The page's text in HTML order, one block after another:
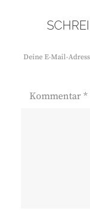
Deine E-Mail-
Kommentar *